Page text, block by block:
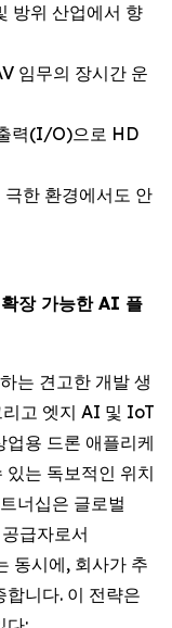
방위 산업에서 향
임무의 장시간 운
력(I/O)으로 HD
한 환경에서도 안
장 가능한 AI 플
는 견고한 개발 생
고 엣지 AI 및 IoT
용 드론 애플리케
는 독보적인 위치
너십은 글로벌
급자로서
동시에, 회사가 추
니다. 이 전략은